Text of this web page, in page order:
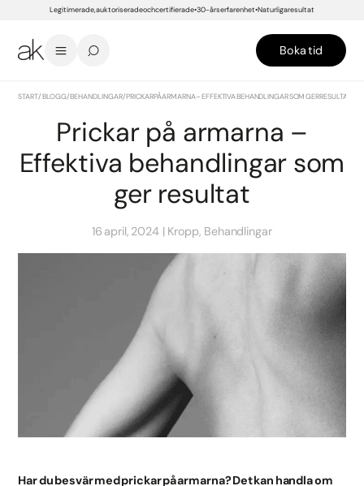
Legitimerade, auktoriserade och certifierade 30-års erfarenhet Naturliga resultat
Boka tid
START/BLOGG/BEHANDLINGAR/PRICKAR PÅ ARMARNA – EFFEKTIVA BEHANDLINGAR SOM GER RESULTAT
Prickar på armarna –
Effektiva behandlingar som
ger resultat
16 april, 2024 Kropp, Behandlingar
Har du besvär med prickar på armarna? Det kan handla om